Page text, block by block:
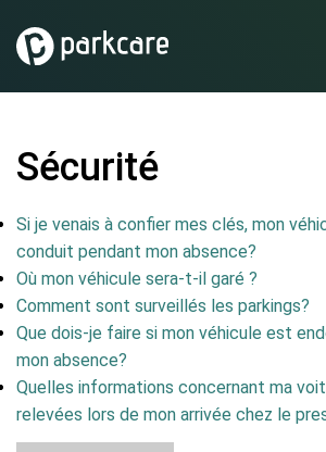
Sécurité
Si je venais à confier mes clés, mon
conduit pendant mon absence?
Où mon véhicule sera-t-il garé ?
Comment sont surveillés les parkings?
Que dois-je faire si mon véhicule est
mon absence?
Quelles informations concernant ma
relevées lors de mon arrivée chez le